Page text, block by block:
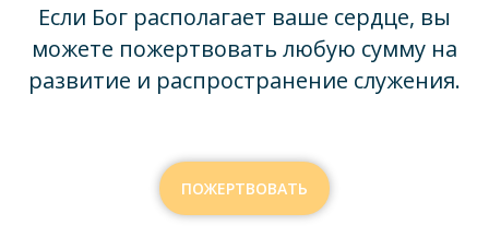
Если Бог располагает ваше сердце, вы
можете пожертвовать любую сумму на
развитие и распространение служения.
ПОЖЕРТВОВАТЬ